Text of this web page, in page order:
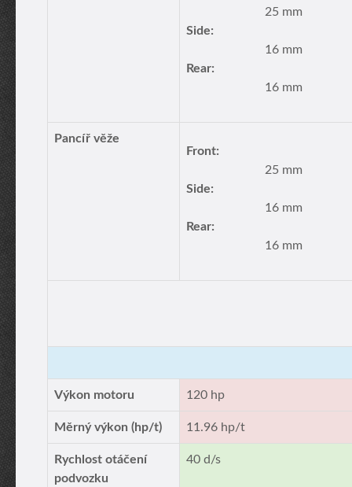
25 mm
Side:
16 mm
Rear:
16 mm
Pancíř věže
Front:
25 mm
Side:
16 mm
Rear:
16 mm
Výkon motoru 120 hp
Měrný výkon (hp/t) 11.96 hp/t
Rychlost otáčení
podvozku
40 d/s